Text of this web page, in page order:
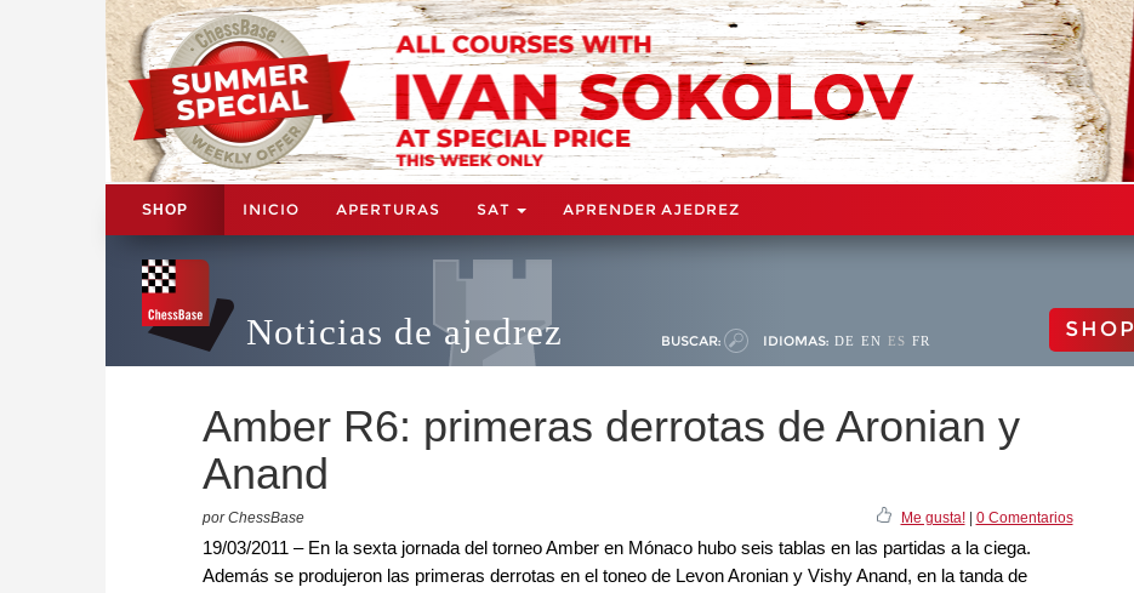
SHOP INICIO APERTURAS SAT APRENDER AJEDREZ
Noticias de ajedrez BUSCAR: IDIOMAS: DE EN ES FR SHOP
Amber R6: primeras derrotas de Aronian y
Anand
por ChessBase Me gusta!| 0 Comentarios
19/03/2011 – En la sexta jornada del torneo Amber en Mónaco hubo seis tablas en las partidas a la ciega.
Además se produjeron las primeras derrotas en el toneo de Levon Aronian y Vishy Anand, en la tanda de